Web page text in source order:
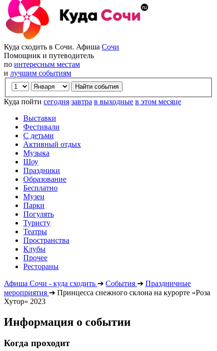
Куда сходить в Сочи. Афиша Сочи
Помощник и путеводитель
по интересным местам
и лучшим событиям
Куда пойти сегодня завтра в выходные в этом месяце
Выставки
Фестивали
С детьми
Активный отдых
Музыка
Шоу
Праздники
Образование
Бесплатно
Музеи
Парки
Погулять
Туристу
Театры
Пространства
Клубы
Прочее
Рестораны
Афиша Сочи - куда сходить ➔ События ➔ Праздничные
мероприятия ➔ Принцесса снежного склона на курорте «Роза
Хутор» 2023
Информация о событии
Когда проходит